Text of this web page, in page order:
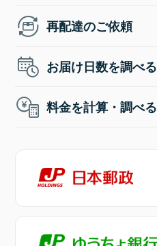
再配達のご依頼
お届け日数を調べる
料金を計算・調べる